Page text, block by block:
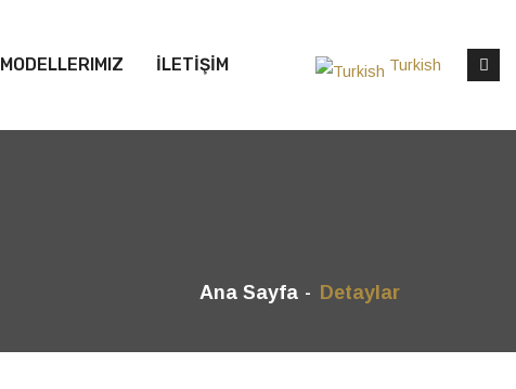
MODELLERIMIZ İLETİŞİM Turkish
Ana Sayfa Detaylar